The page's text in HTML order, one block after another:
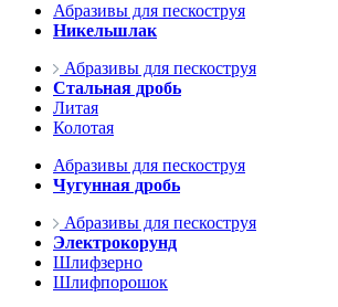
Абразивы для пескоструя
Никельшлак
Абразивы для пескоструя
Стальная дробь
Литая
Колотая
Абразивы для пескоструя
Чугунная дробь
Абразивы для пескоструя
Электрокорунд
Шлифзерно
Шлифпорошок